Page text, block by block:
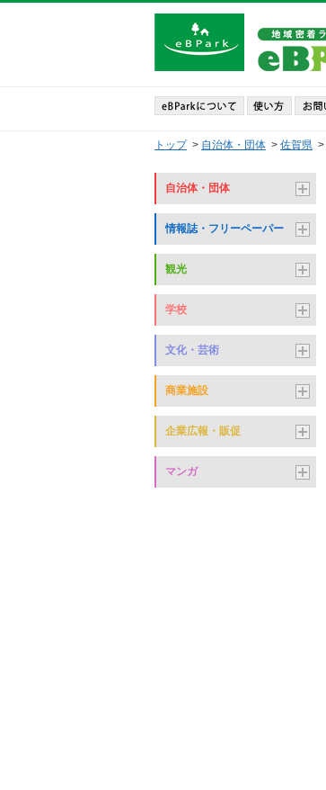
トップ> 自治体・団体 > 佐賀県 >
自治体・団体
情報誌・フリーペーパー
観光
学校
文化・芸術
商業施設
企業広報・販促
マンガ